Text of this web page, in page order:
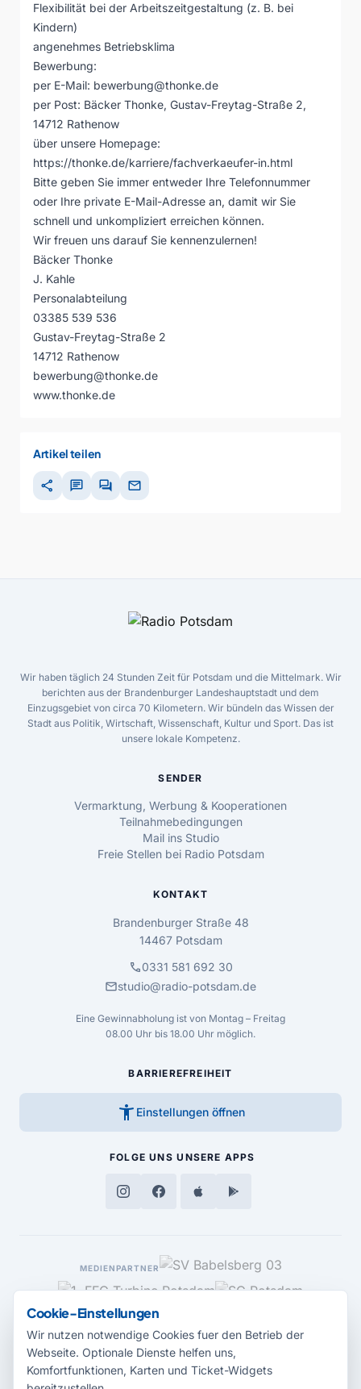
Flexibilität bei der Arbeitszeitgestaltung (z. B. bei
Kindern)
angenehmes Betriebsklima
Bewerbung:
per E-Mail: bewerbung@thonke.de
per Post: Bäcker Thonke, Gustav-Freytag-Straße 2,
14712 Rathenow
über unsere Homepage:
https://thonke.de/karriere/fachverkaeufer-in.html
Bitte geben Sie immer entweder Ihre Telefonnummer
oder Ihre private E-Mail-Adresse an, damit wir Sie
schnell und unkompliziert erreichen können.
Wir freuen uns darauf Sie kennenzulernen!
Bäcker Thonke
J. Kahle
Personalabteilung
03385 539 536
Gustav-Freytag-Straße 2
14712 Rathenow
bewerbung@thonke.de
www.thonke.de
Artikel teilen
share chat forum mail
Wir haben täglich 24 Stunden Zeit für Potsdam und die Mittelmark. Wir
berichten aus der Brandenburger Landeshauptstadt und dem
Einzugsgebiet von circa 70 Kilometern. Wir bündeln das Wissen der
Stadt aus Politik, Wirtschaft, Wissenschaft, Kultur und Sport. Das ist
unsere lokale Kompetenz.
SENDER
Vermarktung, Werbung & Kooperationen
Teilnahmebedingungen
Mail ins Studio
Freie Stellen bei Radio Potsdam
KONTAKT
Brandenburger Straße 48
14467 Potsdam
call0331 581 692 30
mailstudio@radio-potsdam.de
Eine Gewinnabholung ist von Montag – Freitag
08.00 Uhr bis 18.00 Uhr möglich.
BARRIEREFREIHEIT
accessibility_new Einstellungen öffnen
FOLGE UNS UNSERE APPS
MEDIENPARTNER
Cookie-Einstellungen
Wir nutzen notwendige Cookies fuer den Betrieb der
Webseite. Optionale Dienste helfen uns,
Komfortfunktionen, Karten und Ticket-Widgets